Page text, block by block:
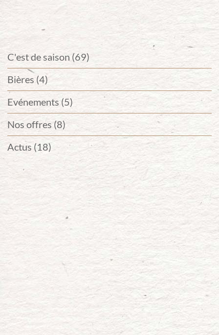
C'est de saison (69)
Bières (4)
Evénements (5)
Nos offres (8)
Actus (18)